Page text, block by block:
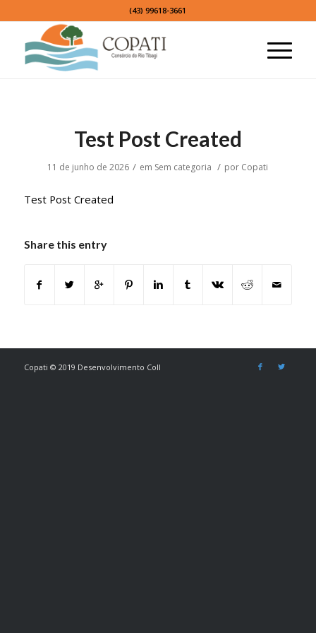
(43) 99618-3661
Test Post Created
11 de junho de 2026 / em Sem categoria / por Copati
Test Post Created
Share this entry
Copati © 2019 Desenvolvimento Coll